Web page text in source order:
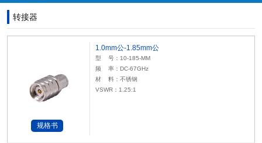
转接器
规格书
1.0mm公-1.85mm公
型 号：10-185-MM
频 率：DC-67GHz
材 料：不锈钢
VSWR：1.25:1